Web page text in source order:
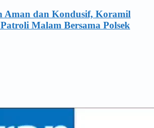
Aman dan Kondusif, Koramil
Malam Bersama Polsek